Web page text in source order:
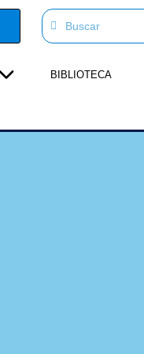
BIBLIOTECA